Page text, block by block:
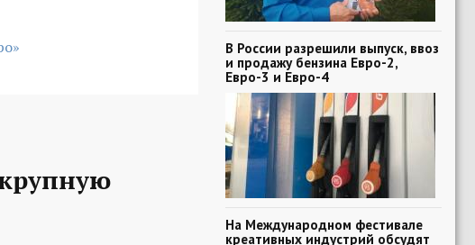
В России разрешили выпуск, ввоз
и продажу бензина Евро-2,
Евро-3 и Евро-4
На Международном фестивале
креативных индустрий обсудят